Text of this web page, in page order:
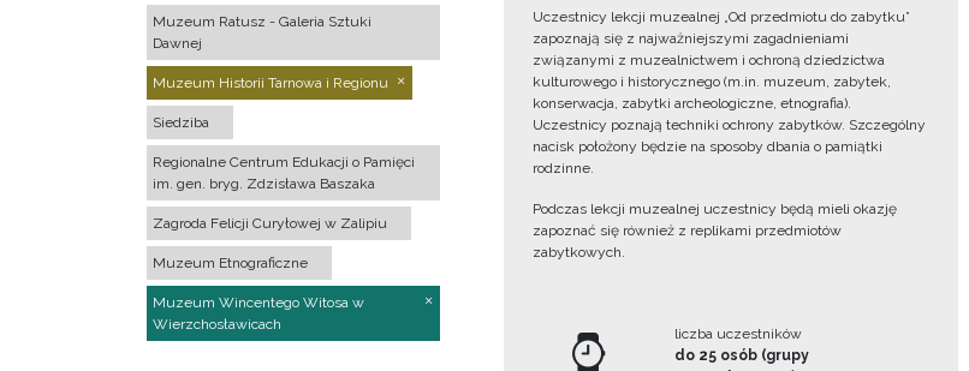
Muzeum Ratusz - Galeria Sztuki
Dawnej
Muzeum Historii Tarnowa i Regionu
Siedziba
Regionalne Centrum Edukacji o Pamięci
im. gen. bryg. Zdzisława Baszaka
Zagroda Felicji Curyłowej w Zalipiu
Muzeum Etnograficzne
Muzeum Wincentego Witosa w
Wierzchosławicach
Uczestnicy lekcji muzealnej „Od przedmiotu do zabytku”
zapoznają się z najważniejszymi zagadnieniami
związanymi z muzealnictwem i ochroną dziedzictwa
kulturowego i historycznego (m.in. muzeum, zabytek,
konserwacja, zabytki archeologiczne, etnografia).
Uczestnicy poznają techniki ochrony zabytków. Szczególny
nacisk położony będzie na sposoby dbania o pamiątki
rodzinne.
Podczas lekcji muzealnej uczestnicy będą mieli okazję
zapoznać się również z replikami przedmiotów
zabytkowych.
liczba uczestników
do 25 osób (grupy